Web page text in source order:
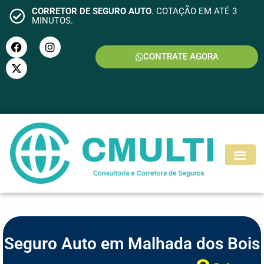
CORRETOR DE SEGURO AUTO. COTAÇÃO EM ATÉ 3
MINUTOS.
CONTRATE AGORA
SEGURO MOTO
Seguro Auto em Malhada dos Bois